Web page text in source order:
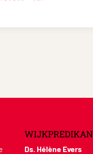
Ds. Hélène Evers